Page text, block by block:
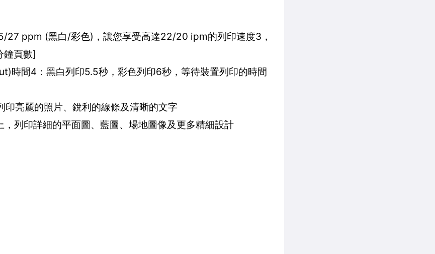
27 ppm (黑白/彩色)，讓您享受高達22/20 ipm的列印速度3，
鐘頁數]
時間4：黑白列印5.5秒，彩色列印6秒，等待裝置列印的時間
亮麗的照片、銳利的線條及清晰的文字
列印詳細的平面圖、藍圖、場地圖像及更多精細設計